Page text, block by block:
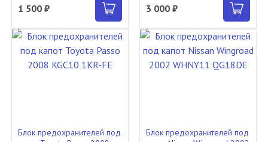
1 500 ₽ 3 000 ₽
Блок предохранителей под
Блок предохранителей под